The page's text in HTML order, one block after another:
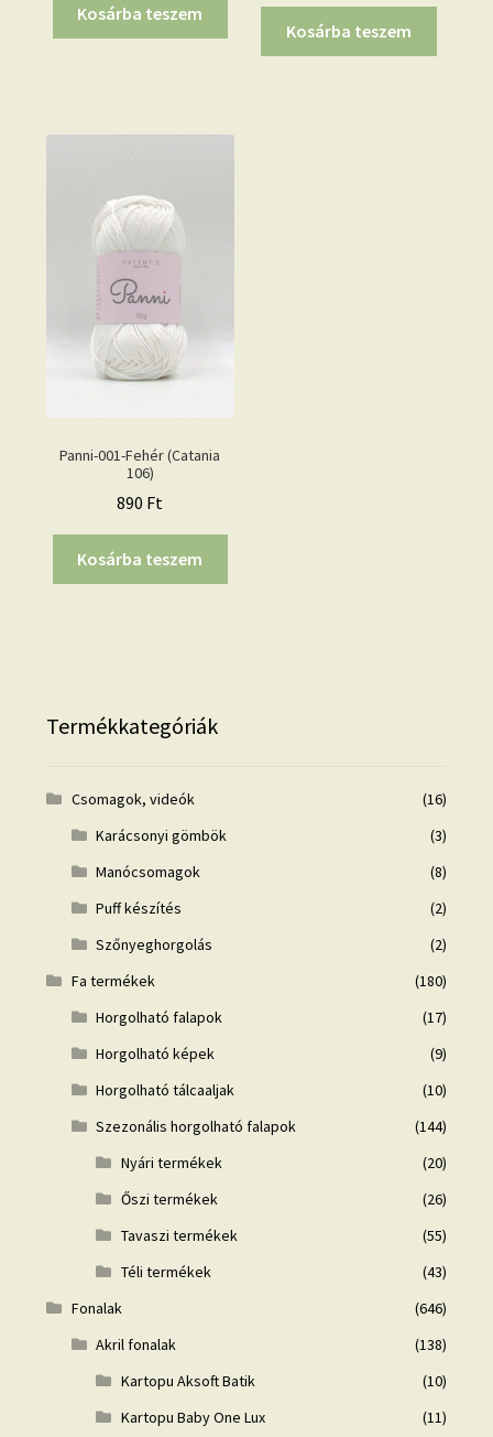
Kosárba teszem
Kosárba teszem
Panni-001-Fehér (Catania
106)
890 Ft
Kosárba teszem
Termékkategóriák
Csomagok, videók
(16)
Karácsonyi gömbök
(3)
Manócsomagok
(8)
Puff készítés
(2)
Szőnyeghorgolás
(2)
Fa termékek
(180)
Horgolható falapok
(17)
Horgolható képek
(9)
Horgolható tálcaaljak
(10)
Szezonális horgolható falapok
(144)
Nyári termékek
(20)
Őszi termékek
(26)
Tavaszi termékek
(55)
Téli termékek
(43)
Fonalak
(646)
Akril fonalak
(138)
Kartopu Aksoft Batik
(10)
Kartopu Baby One Lux
(11)